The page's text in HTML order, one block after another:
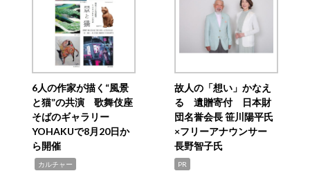
6人の作家が描く“風景
と猫”の共演 歌舞伎座
そばのギャラリー
YOHAKUで8月20日か
ら開催
カルチャー
故人の「想い」かなえ
る 遺贈寄付 日本財
団名誉会長 笹川陽平氏
×フリーアナウンサー
長野智子氏
PR